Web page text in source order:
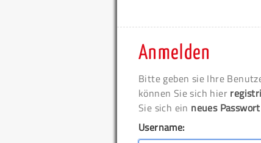
Anmelden
Bitte geben sie Ihre
können Sie sich hier
Sie sich ein neues Passwort
Username: